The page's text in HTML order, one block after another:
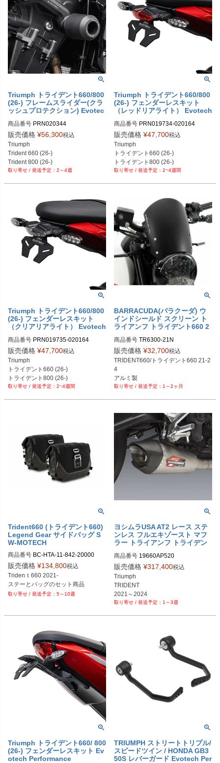
Triumph トライデント660/800
(26-) フレームスライダー(クラ
ッシュプロテクション) Evotec
商品番号 PRN020344
PRN020344-01
PRN020344-02
販売価格 ¥56,300税込
Triumph
Trident 660 (26-)
Trident 800 (26-)
2～4週
Triumph トライデント660/800
(26-) フェンダーレスキット
（レッドリアライト） Evotech
商品番号 PRN019734-020164
PRN019734-020164-01
PRN019734-020164-02
販売価格 ¥47,700税込
Triumph
トライデント660 (26-)
トライデント800 (26-)
2~4週間
Triumph トライデント660/800
(26-) フェンダーレスキット
（クリアリアライト） Evotech
商品番号 PRN019735-020164
PRN019735-020164-01
PRN019735-020164-02
販売価格 ¥47,700税込
Triumph
トライデント660 (26-)
トライデント800 (26-)
2~4週間
BARRACUDA(バラクーダ) ウ
インドシールド スクリーン ト
ライアンフ トライデント660 2
商品番号 TR6300-21N
販売価格 ¥32,700税込
TRIDENT660/トライデント660 21-2
4
アルミ製
1～2ヶ月
Trident660 (トライデント660)
Legend Gear サイドバッグ S
W-MOTECH
商品番号 BC-HTA-11-842-20000
BC.HTA.11.842.20000
販売価格 ¥134,800税込
Tridenｔ660 2021-
ステーとバッグのセット商品
5～10週
ヨシムラUSA AT2 レース ステ
ンレス フルエキゾースト マフ
ラー トライアンフ トライデン
商品番号 19660AP520
販売価格 ¥317,400税込
Triumph
TRIDENT
2021～2024
1～3週
Triumph トライデント660/ 800
(26-) フェンダーレスキット Ev
otech Performance
TRIUMPH ストリートトリプル/
スピードツイン / HONDA GB3
50S レバーガード Evotech Per